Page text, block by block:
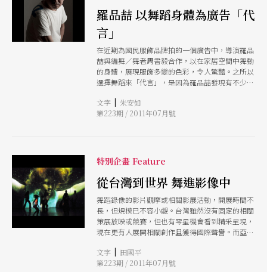
羅品喆 以舞蹈身體為廣告「代
言」
在近期為國民服飾品牌拍的一個廣告中，導演羅品
喆與編舞／舞者周書毅合作，以在家居空間中舞動
的身體，展現服飾多變的色彩，令人驚豔。之所以
選擇舞蹈來「代言」，是因為羅品喆發現有不少其
蹈元素，卻都展現不同的文化氛圍。他說：「台灣
人的身體很原始，我們有點像化外之民，沒那麼拘
文字 | 朱安如
第223期 / 2011年07月號
特別企畫 Feature
從台灣到世界 舞進影像中
舞蹈錄像的影片觀摩或相關影展活動，開展時間不
長，但規模已不容小覷。台灣雖然沒有固定的相關
策展放映或競賽，但也有零星機會看到精采呈現，
現在更有人展開相關創作且獲得國際聲譽。而亞
活動，值得愛好者積極參與。
文字 | 田國平
第223期 / 2011年07月號